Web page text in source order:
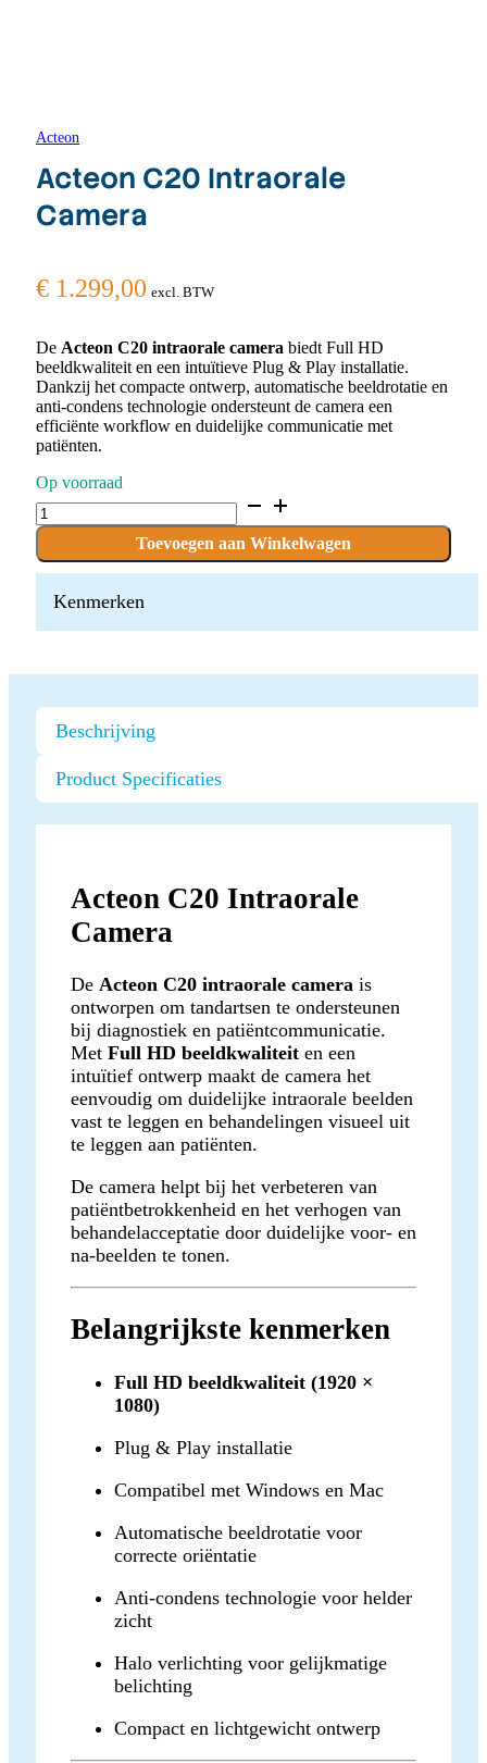
Acteon
Acteon C20 Intraorale
Camera
€ 1.299,00 excl. BTW
De Acteon C20 intraorale camera biedt Full HD
beeldkwaliteit en een intuïtieve Plug & Play installatie.
Dankzij het compacte ontwerp, automatische beeldrotatie en
anti-condens technologie ondersteunt de camera een
efficiënte workflow en duidelijke communicatie met
patiënten.
Op voorraad
Acteon
C20
Camera
quantity
Toevoegen aan Winkelwagen
Kenmerken
Beschrijving
Product Specificaties
Acteon C20 Intraorale
Camera
De Acteon C20 intraorale camera is
ontworpen om tandartsen te ondersteunen
bij diagnostiek en patiëntcommunicatie.
Met Full HD beeldkwaliteit en een
intuïtief ontwerp maakt de camera het
eenvoudig om duidelijke intraorale beelden
vast te leggen en behandelingen visueel uit
te leggen aan patiënten.
De camera helpt bij het verbeteren van
patiëntbetrokkenheid en het verhogen van
behandelacceptatie door duidelijke voor- en
na-beelden te tonen.
Belangrijkste kenmerken
Full HD beeldkwaliteit (1920 ×
1080)
Plug & Play installatie
Compatibel met Windows en Mac
Automatische beeldrotatie voor
correcte oriëntatie
Anti-condens technologie voor helder
zicht
Halo verlichting voor gelijkmatige
belichting
Compact en lichtgewicht ontwerp